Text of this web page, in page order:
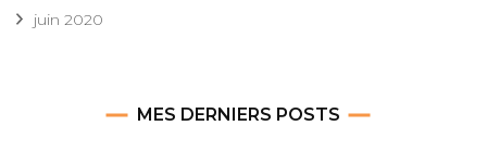
juin 2020
MES DERNIERS POSTS